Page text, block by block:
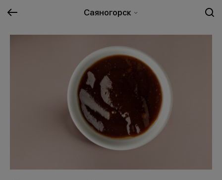
Саяногорск